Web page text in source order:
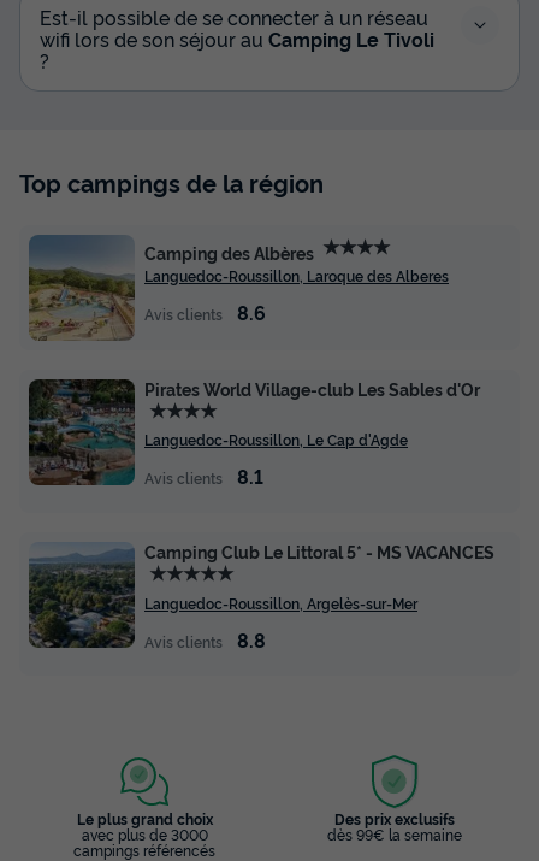
Est-il possible de se connecter à un réseau
wifi lors de son séjour au Camping Le Tivoli
?
Top campings de la région
Camping des Albères ★★★★
Languedoc-Roussillon, Laroque des Alberes
Avis clients
8.6
Pirates World Village-club Les Sables d'Or
★★★★
Languedoc-Roussillon, Le Cap d'Agde
Avis clients
8.1
Camping Club Le Littoral 5* - MS VACANCES
★★★★★
Languedoc-Roussillon, Argelès-sur-Mer
Avis clients
8.8
Le plus grand choix
avec plus de 3000
campings référencés
Des prix exclusifs
dès 99€ la semaine